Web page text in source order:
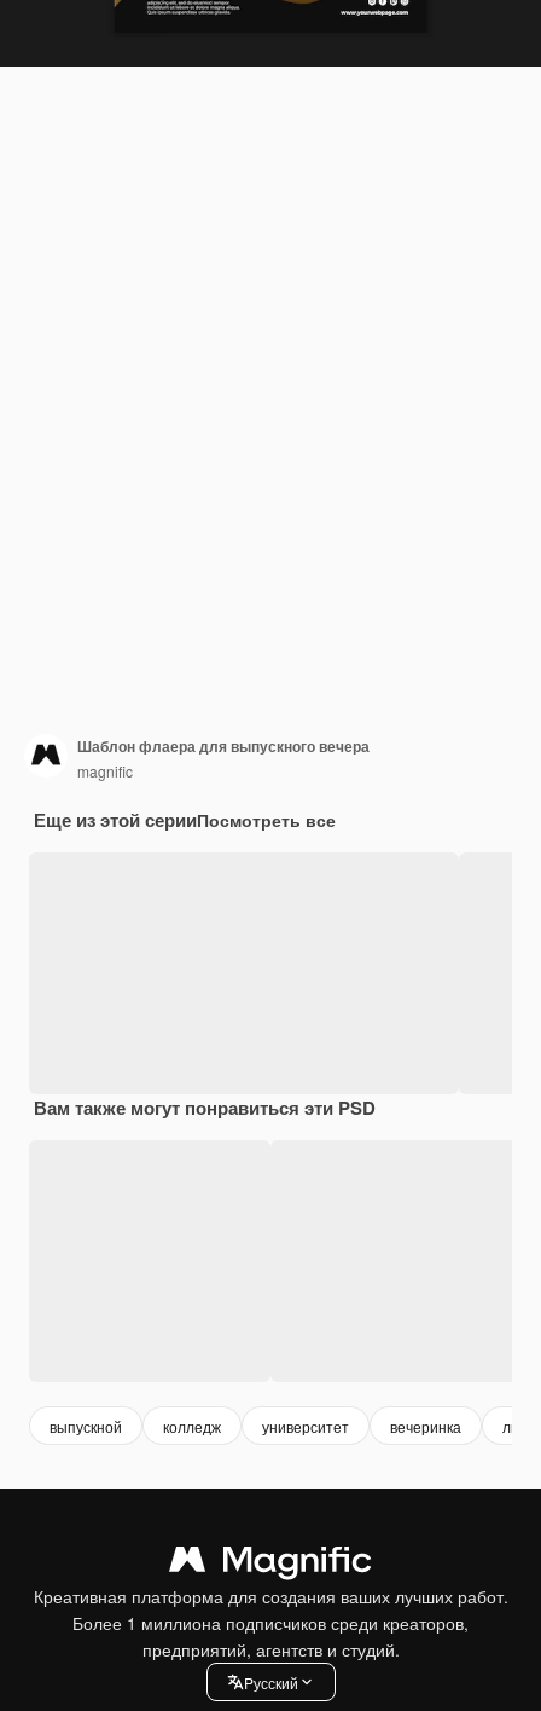
Шаблон флаера для выпускного вечера
magnific
Еще из этой серииПосмотреть все
Вам также могут понравиться эти PSD
выпускной колледж университет вечеринка
Креативная платформа для создания ваших лучших работ.
Более 1 миллиона подписчиков среди креаторов,
предприятий, агентств и студий.
Pусский